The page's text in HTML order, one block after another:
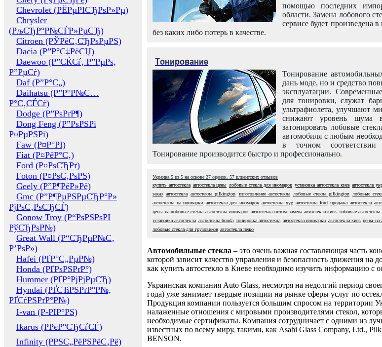
Chevrolet (РЁРµРІСЂРѕР»Рµ)
Chrysler
(РљСЂР°Р№СЃР»РµСЂ)
Citroen (РЎРёС‚СЂРѕРµРЅ)
Dacia (Р”Р°С‡РёСЏ)
Daewoo (Р”СЌСѓ, Р”РµРѕ,
Р”РµСѓ)
Daf (Р”Р°С„)
Daihatsu (Р”Р°Р№С…
Р°С‚СЃСѓ)
Dodge (Р”РѕРґР¶)
Dong Feng (Р”РѕРЅРі
Р¤РµРЅРі)
Faw (Р¤Р°РІ)
Fiat (Р¤РёР°С‚)
Ford (Р¤РѕСЂРґ)
Foton (Р¤РѕС‚РѕРЅ)
Geely (Р”Р¶РёР»Рё)
Gmc (Р”Р¶РµРЅРµСЂР°Р»
РјРѕС‚РѕСЂСЃ)
Gonow Troy (Р“РѕРЅРѕРІ
РўСЂРѕР№)
Great Wall (Р“СЂРµР№С‚
Р’РѕР»)
Hafei (РҐР°С„РµР№)
Honda (РҐРѕРЅРґР°)
Hummer (РҐР°РјРјРµСЂ)
Hyndai (РҐСЋРЅРґР°Р№,
РҐСѓРЅРґР°Р№)
I-van (Р-РІР°РЅ)
Ikarus (РРєР°СЂСѓСЃ)
Infinity (РРЅС„РёРЅРёС‚Рё)
помощью последних
области. Замена лобового
сервисе будет произведена
без каких либо потерь в качестве.
Тонирование
Тонирование
дань моде, но и средство
эксплуатации.
для тонировки, служат
ультрафиолета, улучшают
снижают уровень
затонировать лобовые
автомобиля с любым
в точном
Тонирование производится быстро и профессионально.
Украина 5 из 5 на основе 27 оценок. 57 клиентских отзывов
купить автостекла автостекла цены лобовые стекла для иномарок установка автостекла киев автостекла
заказ автостекла автостекла pilkington изготовление автостекла лобовые стекла pilkington лобовые
автостекла на иномарки автостекла для иномарок автостекла xyg автостекла ford продажа автостекла
цены на лобовые стекла автостекла иномарок автостекла оптом замена автостекла киев лобовые автостекла
установка автостекла автостекла honda тонировка автостекла автостекла иномарки автостекла киев цены на
лобовые стекла для грузовиков автостекла пежо
Автомобильные стекла – это очень важная составляющая часть
которой зависит качество управления и безопасность движения на
как купить автостекло в Киеве необходимо изучить информацию с
Украинская компания Auto Glass, несмотря на недолгий период
года) уже занимает твердые позиции на рынке сферы услуг по
Продукция компании пользуется большим спросом на территории
налаженные отношения с мировыми производителями стекол,
необходимые сертификаты. Компания сотрудничает с одними из
известных по всему миру, такими, как Asahi Glass Company, Ltd.,
BENSON.